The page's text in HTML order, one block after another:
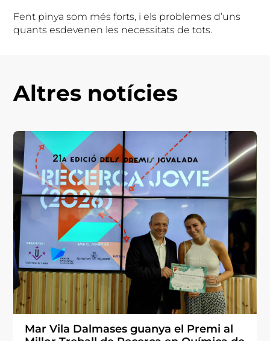
Fent pinya som més forts, i els problemes d’uns
quants esdevenen les necessitats de tots.
Altres notícies
Mar Vila Dalmases guanya el Premi al